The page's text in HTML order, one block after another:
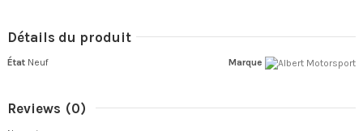
Détails du produit
Marque
État Neuf
Reviews (0)